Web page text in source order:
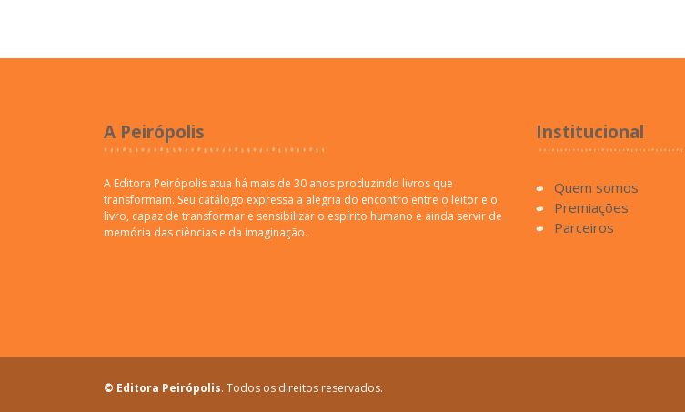
A Peirópolis
A Editora Peirópolis atua há mais de 30 anos produzindo livros que
transformam. Seu catálogo expressa a alegria do encontro entre o leitor e o
livro, capaz de transformar e sensibilizar o espírito humano e ainda servir de
memória das ciências e da imaginação.
Institucional
Quem somos
Premiações
Parceiros
© Editora Peirópolis. Todos os direitos reservados.